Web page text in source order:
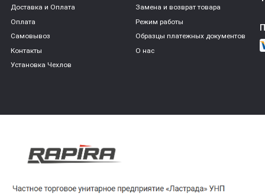
Доставка и Оплата
Оплата
Самовывоз
Контакты
Установка Чехлов
Замена и возврат товара
Режим работы
Образцы платежных документов
О нас